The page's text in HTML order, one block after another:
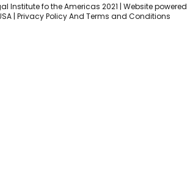
Institute fo the Americas 2021 | Website powered
| Privacy Policy And Terms and Conditions